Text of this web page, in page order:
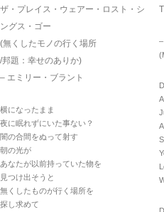
ザ・プレイス・ウェアー・ロスト・シ
ングス・ゴー
(無くしたモノの行く場所
/邦題：幸せのありか)
– エミリー・ブラント
横になったまま
夜に眠れずにいた事ない？
闇の合間をぬって射す
朝の光が
あなたが以前持っていた物を
見つけ出そうと
無くしたものが行く場所を
探し求めて